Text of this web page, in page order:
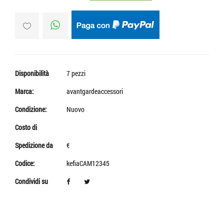
Disponibilità
7 pezzi
Marca:
avantgardeaccessori
Condizione:
Nuovo
Costo di
Spedizione da
€
Codice:
kefiaCAM12345
Condividi su